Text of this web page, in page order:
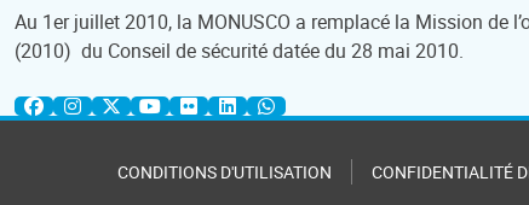
Au 1er juillet 2010, la MONUSCO a remplacé la Mission de
(2010) du Conseil de sécurité datée du 28 mai 2010.
CONDITIONS D'UTILISATION CONFIDENTIALITÉ